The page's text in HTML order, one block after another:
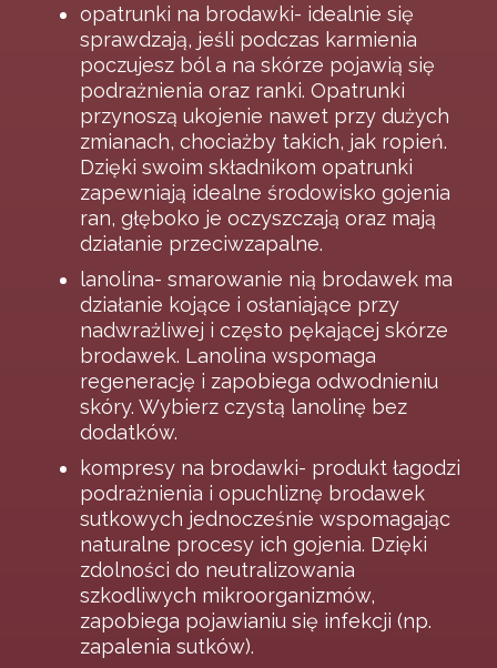
opatrunki na brodawki- idealnie się
sprawdzają, jeśli podczas karmienia
poczujesz ból a na skórze pojawią się
podrażnienia oraz ranki. Opatrunki
przynoszą ukojenie nawet przy dużych
zmianach, chociażby takich, jak ropień.
Dzięki swoim składnikom opatrunki
zapewniają idealne środowisko gojenia
ran, głęboko je oczyszczają oraz mają
działanie przeciwzapalne.
lanolina- smarowanie nią brodawek ma
działanie kojące i osłaniające przy
nadwrażliwej i często pękającej skórze
brodawek. Lanolina wspomaga
regenerację i zapobiega odwodnieniu
skóry. Wybierz czystą lanolinę bez
dodatków.
kompresy na brodawki- produkt łagodzi
podrażnienia i opuchliznę brodawek
sutkowych jednocześnie wspomagając
naturalne procesy ich gojenia. Dzięki
zdolności do neutralizowania
szkodliwych mikroorganizmów,
zapobiega pojawianiu się infekcji (np.
zapalenia sutków).